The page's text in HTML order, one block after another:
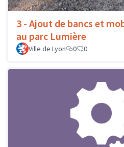
3 - Ajout de bancs et
au parc Lumière
Ville de Lyon 0 0